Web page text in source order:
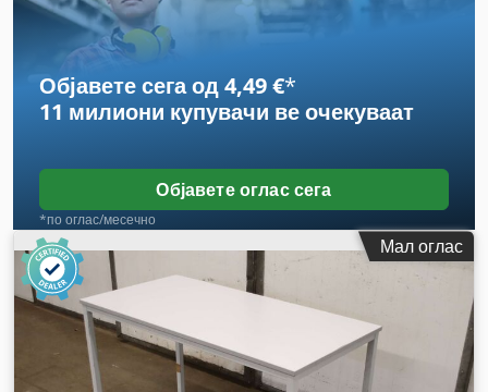
Објавете сега од 4,49 €*
11 милиони купувачи ве очекуваат
Објавете оглас сега
*по оглас/месечно
Мал оглас